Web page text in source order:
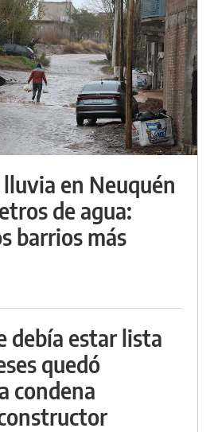
en Neuquén
de agua:
barrios más
debía estar lista
quedó
condena